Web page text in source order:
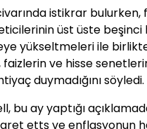
istikrar bulurken,
üst üste beşinci
yükseltmeleri ile
ve hisse
duymadığını söyledi.
bu ay yaptığı
ettş ve enflasyonun